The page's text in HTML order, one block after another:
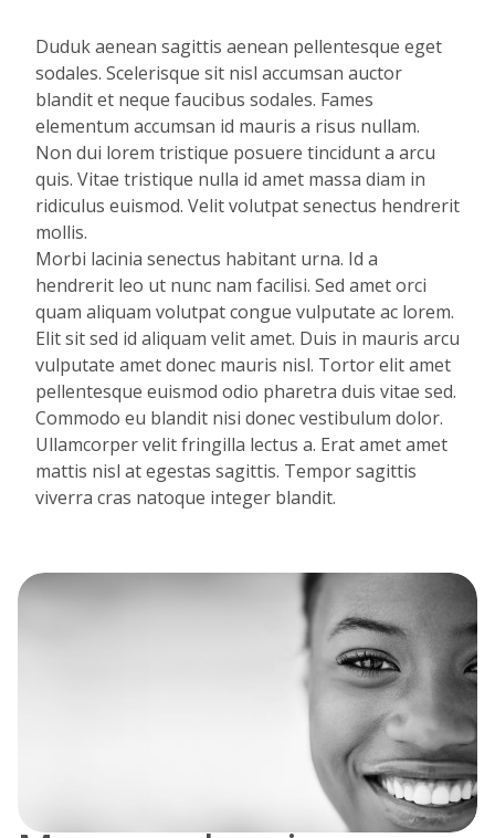
Duduk aenean sagittis aenean pellentesque eget
sodales. Scelerisque sit nisl accumsan auctor
blandit et neque faucibus sodales. Fames
elementum accumsan id mauris a risus nullam.
Non dui lorem tristique posuere tincidunt a arcu
quis. Vitae tristique nulla id amet massa diam in
ridiculus euismod. Velit volutpat senectus hendrerit
mollis.
Morbi lacinia senectus habitant urna. Id a
hendrerit leo ut nunc nam facilisi. Sed amet orci
quam aliquam volutpat congue vulputate ac lorem.
Elit sit sed id aliquam velit amet. Duis in mauris arcu
vulputate amet donec mauris nisl. Tortor elit amet
pellentesque euismod odio pharetra duis vitae sed.
Commodo eu blandit nisi donec vestibulum dolor.
Ullamcorper velit fringilla lectus a. Erat amet amet
mattis nisl at egestas sagittis. Tempor sagittis
viverra cras natoque integer blandit.